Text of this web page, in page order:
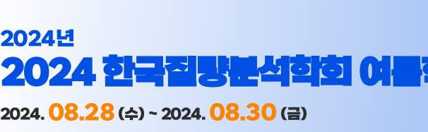
2024년
2024 한국질량분석학회 여름
2024. 08.28(수) ~ 2024. 08.30(금)